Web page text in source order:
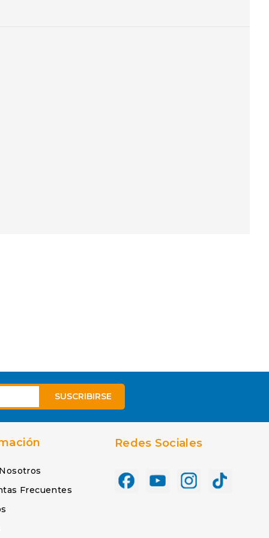
Frecuentes
Redes Sociales